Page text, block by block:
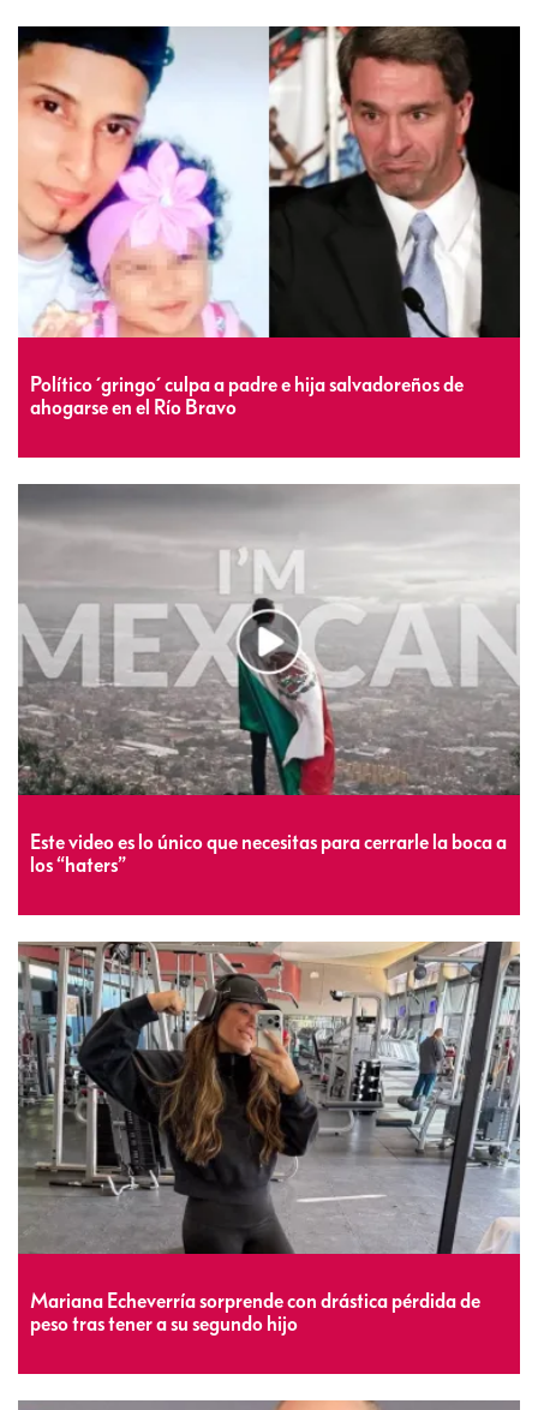
Político ´gringo´ culpa a padre e hija salvadoreños de
ahogarse en el Río Bravo
Este video es lo único que necesitas para cerrarle la boca a
los “haters”
Mariana Echeverría sorprende con drástica pérdida de
peso tras tener a su segundo hijo